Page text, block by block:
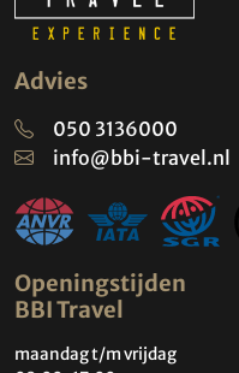
Advies
050 3136000
info@bbi-travel.nl
Openingstijden
BBI Travel
maandag t/m vrijdag